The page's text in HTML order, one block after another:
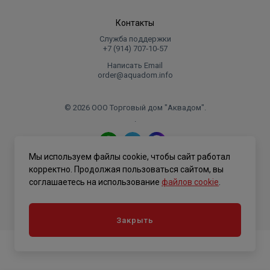
Контакты
Служба поддержки
+7 (914) 707‑10‑57
Написать Email
order@aquadom.info
© 2026 ООО Торговый дом "Аквадом".
.
Политика конфиденциальности
Мы используем файлы cookie, чтобы сайт работал
корректно. Продолжая пользоваться сайтом, вы
соглашаетесь на использование файлов cookie
Закрыть